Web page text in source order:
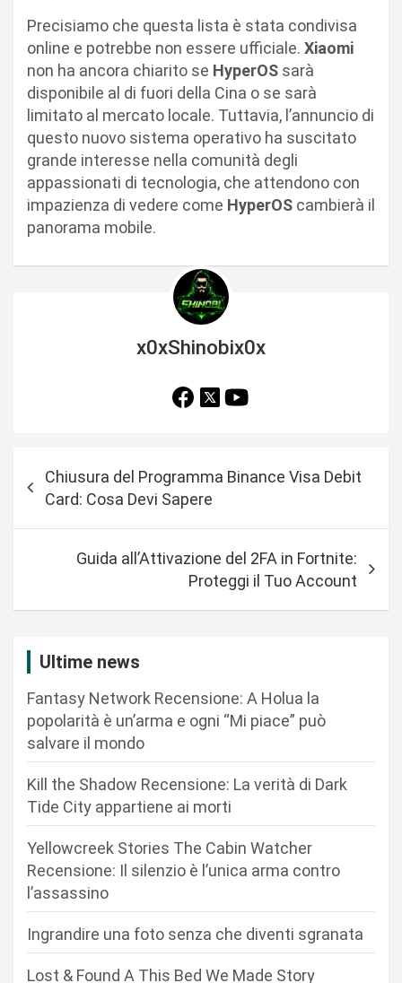
Precisiamo che questa lista è stata condivisa
online e potrebbe non essere ufficiale. Xiaomi
non ha ancora chiarito se HyperOS sarà
disponibile al di fuori della Cina o se sarà
limitato al mercato locale. Tuttavia, l’annuncio di
questo nuovo sistema operativo ha suscitato
grande interesse nella comunità degli
appassionati di tecnologia, che attendono con
impazienza di vedere come HyperOS cambierà il
panorama mobile.
x0xShinobix0x
a
Chiusura del Programma Binance Visa Debit
Card: Cosa Devi Sapere
Guida all’Attivazione del 2FA in Fortnite:
Proteggi il Tuo Account
Ultime news
Fantasy Network Recensione: A Holua la
popolarità è un’arma e ogni “Mi piace” può
salvare il mondo
Kill the Shadow Recensione: La verità di Dark
Tide City appartiene ai morti
Yellowcreek Stories The Cabin Watcher
Recensione: Il silenzio è l’unica arma contro
l’assassino
Ingrandire una foto senza che diventi sgranata
Lost & Found A This Bed We Made Story